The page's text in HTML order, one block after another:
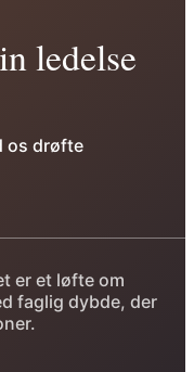
ledelse
os drøfte
er et løfte om
faglig dybde, der